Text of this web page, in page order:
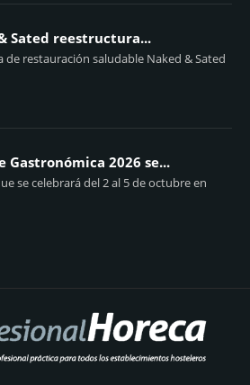
Sated reestructura...
de restauración saludable Naked & Sated
Gastronómica 2026 se...
se celebrará del 2 al 5 de octubre en